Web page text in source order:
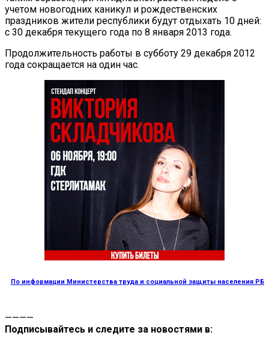
учетом новогодних каникул и рождественских
праздников жители республики будут отдыхать 10 дней:
с 30 декабря текущего года по 8 января 2013 года.
Продолжительность работы в субботу 29 декабря 2012
года сокращается на один час.
По информации Министерства труда и социальной защиты населения РБ
————
Подписывайтесь и следите за новостями в: